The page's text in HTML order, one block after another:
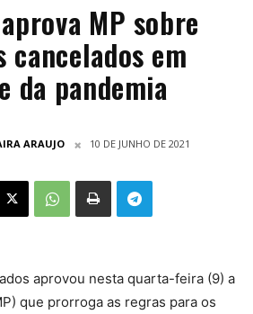
MP sobre
cancelados em
da pandemia
ARAUJO 10 DE JUNHO DE 2021
aprovou nesta quarta-feira (9) a
que prorroga as regras para os